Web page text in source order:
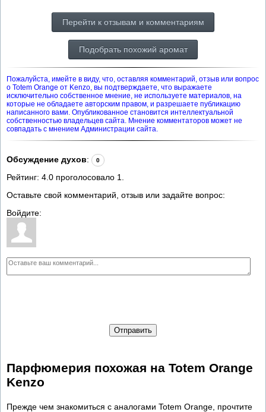
Перейти к отзывам и комментариям
Подобрать похожий аромат
Пожалуйста, имейте в виду, что, оставляя комментарий, отзыв или вопрос
о Totem Orange от Kenzo, вы подтверждаете, что выражаете
исключительно собственное мнение, не используете материалов, на
которые не обладаете авторским правом, и разрешаете публикацию
написанного вами. Опубликованное становится интеллектуальной
собственностью владельцев сайта. Мнение комментаторов может не
совпадать с мнением Администрации сайта.
Обсуждение духов: 0
Рейтинг: 4.0 проголосовало 1
Оставьте свой комментарий, отзыв или задайте вопрос:
Войдите:
Отправить
Парфюмерия похожая на Totem Orange
Kenzo
Прежде чем знакомиться с аналогами Totem Orange, прочтите